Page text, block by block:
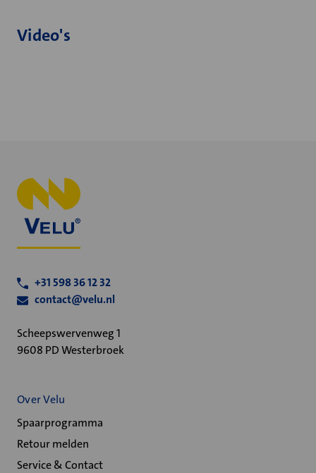
Video's
+31 598 36 12 32
contact@velu.nl
Scheepswervenweg 1
9608 PD Westerbroek
Over Velu
Spaarprogramma
Retour melden
Service & Contact